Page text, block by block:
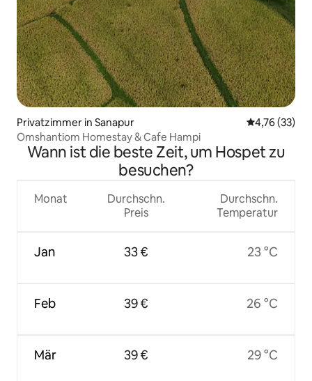
Privatzimmer in Sanapur
4,76 (33)
Omshantiom Homestay & Cafe Hampi
Wann ist die beste Zeit, um Hospet zu
besuchen?
Monat
Jan
Feb
Mär
Durchschn.
Preis
33 €
39 €
39 €
Durchschn.
Temperatur
23 °C
26 °C
29 °C